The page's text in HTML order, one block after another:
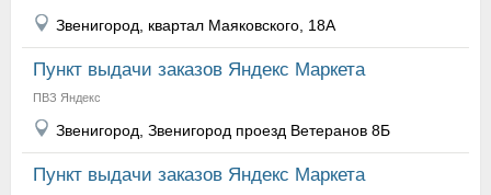
Звенигород, квартал Маяковского, 18А
Пункт выдачи заказов Яндекс Маркета
ПВЗ Яндекс
Звенигород, Звенигород проезд Ветеранов 8Б
Пункт выдачи заказов Яндекс Маркета